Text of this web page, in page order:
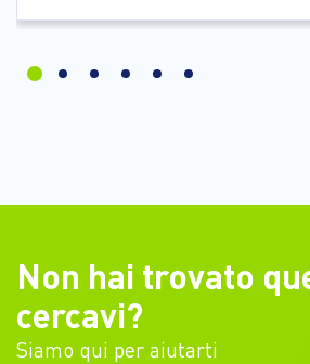
Non hai trovato
cercavi?
Siamo qui per aiutarti